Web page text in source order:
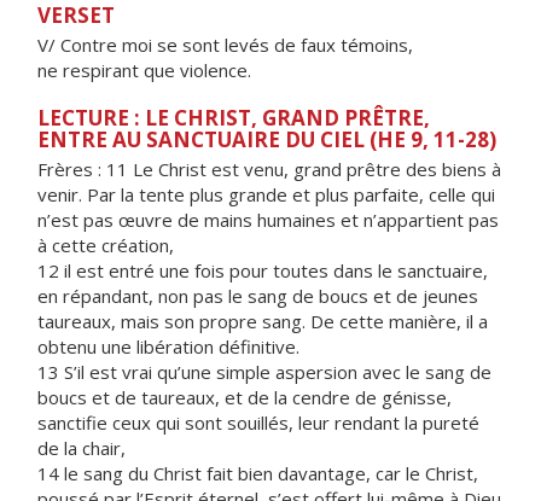
VERSET
V/ Contre moi se sont levés de faux témoins,
ne respirant que violence.
LECTURE : LE CHRIST, GRAND PRÊTRE,
ENTRE AU SANCTUAIRE DU CIEL (HE 9, 11-28)
Frères : 11 Le Christ est venu, grand prêtre des biens à
venir. Par la tente plus grande et plus parfaite, celle qui
n’est pas œuvre de mains humaines et n’appartient pas
à cette création,
12 il est entré une fois pour toutes dans le sanctuaire,
en répandant, non pas le sang de boucs et de jeunes
taureaux, mais son propre sang. De cette manière, il a
obtenu une libération définitive.
13 S’il est vrai qu’une simple aspersion avec le sang de
boucs et de taureaux, et de la cendre de génisse,
sanctifie ceux qui sont souillés, leur rendant la pureté
de la chair,
14 le sang du Christ fait bien davantage, car le Christ,